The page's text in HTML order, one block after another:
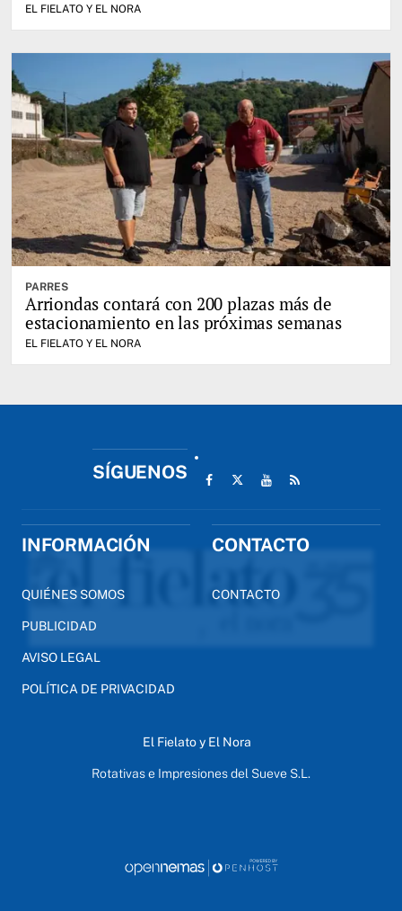
EL FIELATO Y EL NORA
PARRES
Arriondas contará con 200 plazas más de
estacionamiento en las próximas semanas
EL FIELATO Y EL NORA
SÍGUENOS
INFORMACIÓN
QUIÉNES SOMOS
PUBLICIDAD
AVISO LEGAL
POLÍTICA DE PRIVACIDAD
CONTACTO
CONTACTO
El Fielato y El Nora
Rotativas e Impresiones del Sueve S.L.